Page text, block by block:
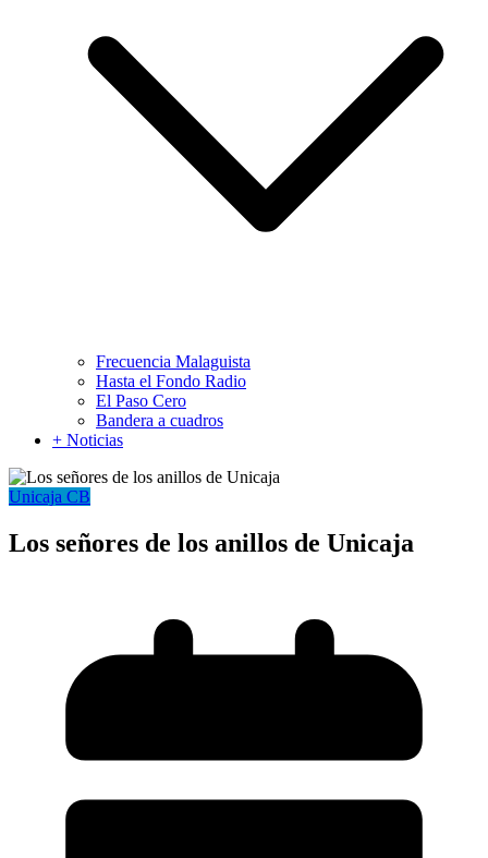
Frecuencia Malaguista
Hasta el Fondo Radio
El Paso Cero
Bandera a cuadros
+ Noticias
Unicaja CB
Los señores de los anillos de Unicaja